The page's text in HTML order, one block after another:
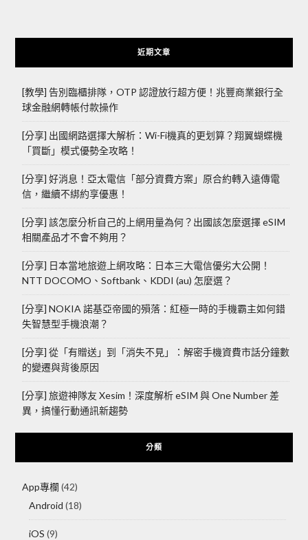
近期文章
[教學] 告別臨櫃排隊，OTP 認證放行超方便！兆豐商業銀行全
球金融網轉帳付款操作
[分享] 出國網路選擇大解析：Wi-Fi機真的更划算？翔翼蝴蝶機
「買斷」模式優勢全攻略！
[分享] 好消息！亞太電信「部分資費方案」原合約轉入遠傳電
信，繼續不綁約享優惠！
[分享] 該怎麼分析自己的上網用量為何？出國該怎麼選擇 eSIM
相關產品才不會不夠用？
[分享] 日本當地旅遊上網攻略：日本三大電信優劣大公開！
NTT DOCOMO、Softbank、KDDI (au) 怎麼選？
[分享] NOKIA 諾基亞帝國的殞落：紅極一時的手機霸主如何錯
失智慧型手機浪潮？
[分享] 從「有贈送」到「消失不見」：解密手機資費市話分鐘數
的變遷與背後原因
[分享] 旅遊神隊友 Xesim！深度解析 eSIM 與 One Number 差
異，搞懂行動通訊新趨勢
分類
App專欄 (42)
Android (18)
iOS (9)